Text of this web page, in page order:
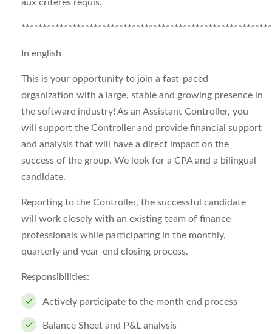
aux critères requis.
In english
This is your opportunity to join a fast-paced
organization with a large, stable and growing presence in
the software industry! As an Assistant Controller, you
will support the Controller and provide financial support
and analysis that will have a direct impact on the
success of the group. We look for a CPA and a bilingual
candidate.
Reporting to the Controller, the successful candidate
will work closely with an existing team of finance
professionals while participating in the monthly,
quarterly and year-end closing process.
Responsibilities:
Actively participate to the month end process
Balance Sheet and P&L analysis